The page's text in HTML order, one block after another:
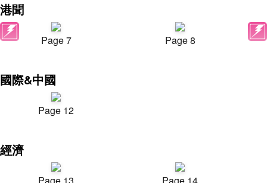
港聞
Page 7 Page 8
國際&中國
Page 12
經濟